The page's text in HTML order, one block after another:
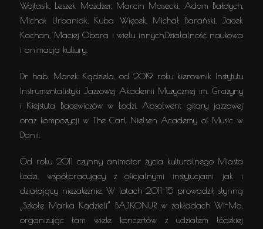
Wojtasik, Leszek Możdżer, Marcin Masecki, Adam Bałdych,
Michał Urbaniak, Kuba Więcek, Michał Barański, Jacek
Kochan, Maciej Obara i wielu innych.Działalność naukowa
i animacja kultury.
Dr hab. Marek Kądziela, od 2019 roku kierownik Instytutu
Instrumentalistyki Jazzowej Akademii Muzycznej im. Grażyny
i Kiejstuta Bacewiczów w Łodzi. Absolwent gitary jazzowej
oraz kompozycji w The Carl Nielsen Academy of Music w
Danii.
Od roku 2011 czynny animator życia kulturalnego Miasta
Łodzi, współpracujący z oficjalnymi instytucjami jak i
działający niezależnie. W latach 2011-15 prowadził słynną
„Szkołę Marka Kądzieli” BAJKONUR w zakładach Wi-Ma,
organizując tam wiele koncertów z udziałem łódzkiej